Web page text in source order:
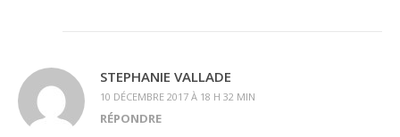
STEPHANIE VALLADE
10 DÉCEMBRE 2017 À 18 H 32 MIN
RÉPONDRE